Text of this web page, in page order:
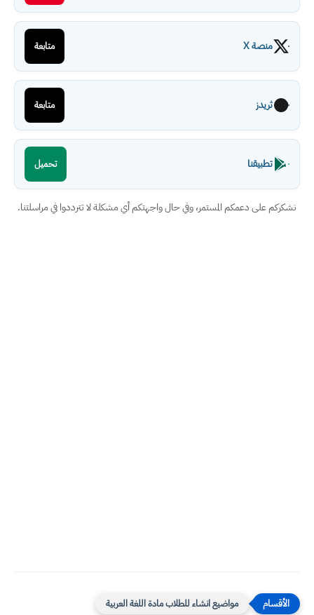
منصة X متابعة
ثريدز متابعة
تطبيقنا تحميل
نشكركم على دعمكم المستمر، وفي حال واجهتكم أي مشكلة لا تترددوا في مراسلتنا.
مواضيع انشاء للطلاب مادة اللغة العربية